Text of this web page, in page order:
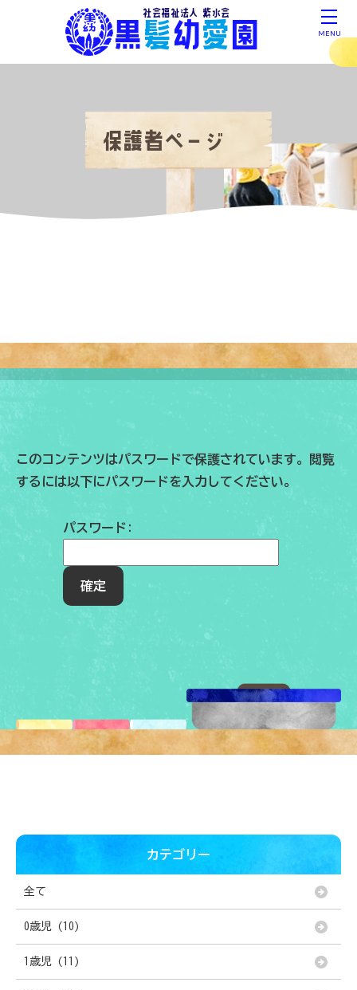
社会福祉法人 紫水会
黒髪幼愛園 MENU
保護者ページ
このコンテンツはパスワードで保護されています。閲覧
するには以下にパスワードを入力してください。
パスワード:
カテゴリー
全て
0歳児 (10)
1歳児 (11)